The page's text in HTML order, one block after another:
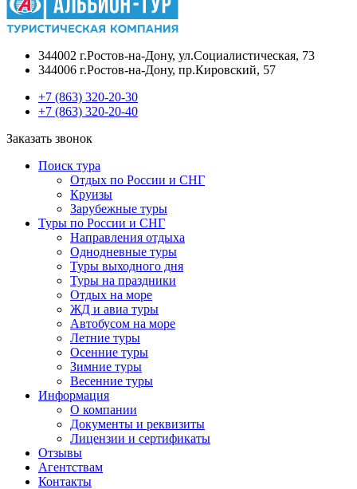
344002 г.Ростов-на-Дону, ул.Социалистическая, 73
344006 г.Ростов-на-Дону, пр.Кировский, 57
+7 (863) 320-20-30
+7 (863) 320-20-40
Заказать звонок
Поиск тура
Отдых по России и СНГ
Круизы
Зарубежные туры
Туры по России и СНГ
Направления отдыха
Однодневные туры
Туры выходного дня
Туры на праздники
Отдых на море
ЖД и авиа туры
Автобусом на море
Летние туры
Осенние туры
Зимние туры
Весенние туры
Информация
О компании
Документы и реквизиты
Лицензии и сертификаты
Отзывы
Агентствам
Контакты